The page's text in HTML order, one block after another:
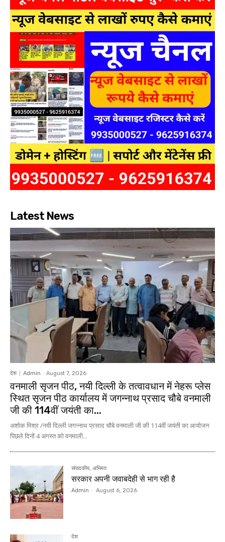
Latest News
देश Admin - August 7, 2026
वनमाली सृजन पीठ, नयी दिल्ली के तत्वावधान में नेहरू प्लेस
स्थित सृजन पीठ कार्यालय में जगन्नाथ प्रसाद चौबे वनमाली
जी की 114वीं जयंती का...
अशोक मिश्र /नयी दिल्ली जगन्नाथ प्रसाद चौबे वनमाली जी की 114वीं जयंती का आयोजन
पिछले दिनों 4 अगस्त को वनमाली...
संपादकीय, अभिमत
सरकार अपनी जवाबदेही से भाग रही है
Admin - August 6, 2026
देश